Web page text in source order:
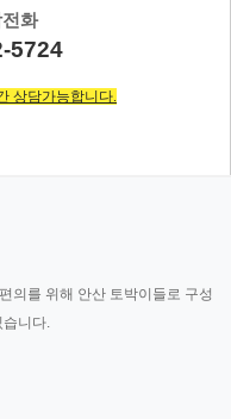
화
5724
상담가능합니다.
의를 위해 안산 토박이들로 구성
습니다.